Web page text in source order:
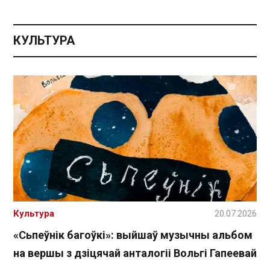
КУЛЬТУРА
«Сьпеўнік багоўкі»: выйшаў музычны альбом
на вершы з дзіцячай анталогіі Вольгі Гапеевай
Культура 20.07.2026